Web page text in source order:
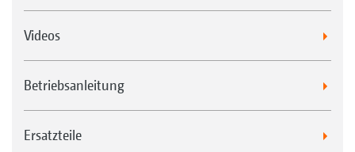
Videos
Betriebsanleitung
Ersatzteile